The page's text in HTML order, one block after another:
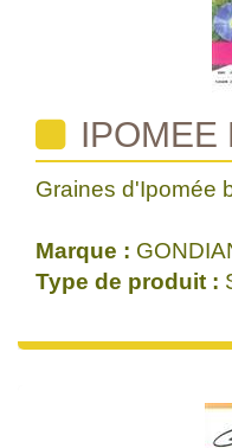
IPOMEE
Graines d'Ipomée
Marque :
Type de produit :